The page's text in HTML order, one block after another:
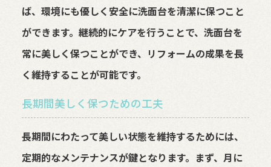
ば、環境にも優しく安全に洗面台を清潔に保つこと
ができます。継続的にケアを行うことで、洗面台を
常に美しく保つことができ、リフォームの成果を長
く維持することが可能です。
長期間美しく保つための工夫
長期間にわたって美しい状態を維持するためには、
定期的なメンテナンスが鍵となります。まず、月に